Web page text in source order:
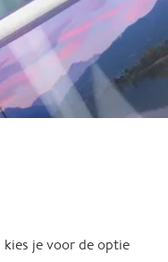
je voor de optie